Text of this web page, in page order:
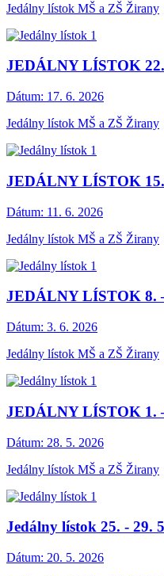
Jedálny lístok MŠ a ZŠ Žirany
JEDÁLNY LÍSTOK 22.
Dátum: 17. 6. 2026
Jedálny lístok MŠ a ZŠ Žirany
JEDÁLNY LÍSTOK
Dátum: 11. 6. 2026
Jedálny lístok MŠ a ZŠ Žirany
JEDÁLNY LÍSTOK 8.
Dátum: 3. 6. 2026
Jedálny lístok MŠ a ZŠ Žirany
JEDÁLNY LÍSTOK 1.
Dátum: 28. 5. 2026
Jedálny lístok MŠ a ZŠ Žirany
Jedálny lístok 25. - 29.
Dátum: 20. 5. 2026